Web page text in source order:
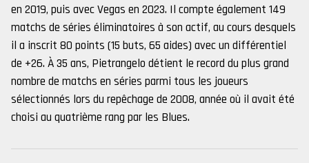
en 2019, puis avec Vegas en 2023. Il compte également 149
matchs de séries éliminatoires à son actif, au cours desquels
il a inscrit 80 points (15 buts, 65 aides) avec un différentiel
de +26. À 35 ans, Pietrangelo détient le record du plus grand
nombre de matchs en séries parmi tous les joueurs
sélectionnés lors du repêchage de 2008, année où il avait été
choisi au quatrième rang par les Blues.